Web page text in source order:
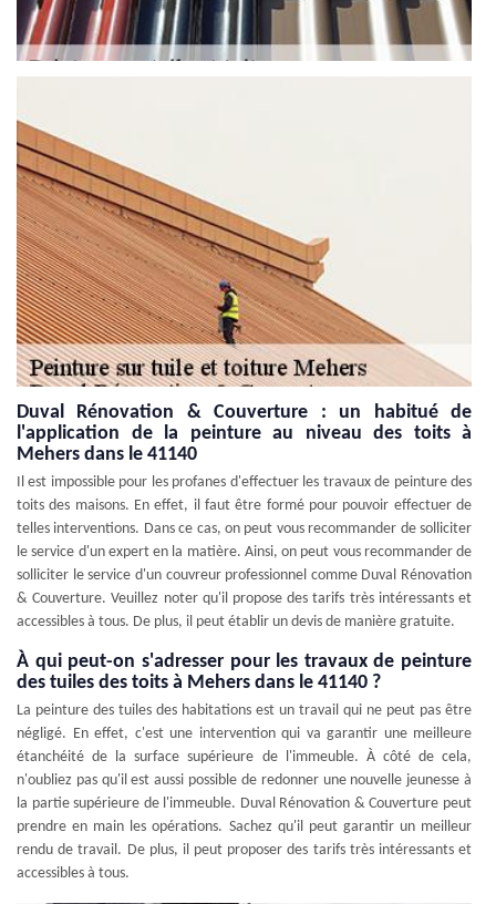
Duval Rénovation & Couverture : un habitué de
l'application de la peinture au niveau des toits à
Mehers dans le 41140
Il est impossible pour les profanes d'effectuer les travaux de peinture des
toits des maisons. En effet, il faut être formé pour pouvoir effectuer de
telles interventions. Dans ce cas, on peut vous recommander de solliciter
le service d'un expert en la matière. Ainsi, on peut vous recommander de
solliciter le service d'un couvreur professionnel comme Duval Rénovation
& Couverture. Veuillez noter qu'il propose des tarifs très intéressants et
accessibles à tous. De plus, il peut établir un devis de manière gratuite.
À qui peut-on s'adresser pour les travaux de peinture
des tuiles des toits à Mehers dans le 41140 ?
La peinture des tuiles des habitations est un travail qui ne peut pas être
négligé. En effet, c'est une intervention qui va garantir une meilleure
étanchéité de la surface supérieure de l'immeuble. À côté de cela,
n'oubliez pas qu'il est aussi possible de redonner une nouvelle jeunesse à
la partie supérieure de l'immeuble. Duval Rénovation & Couverture peut
prendre en main les opérations. Sachez qu'il peut garantir un meilleur
rendu de travail. De plus, il peut proposer des tarifs très intéressants et
accessibles à tous.